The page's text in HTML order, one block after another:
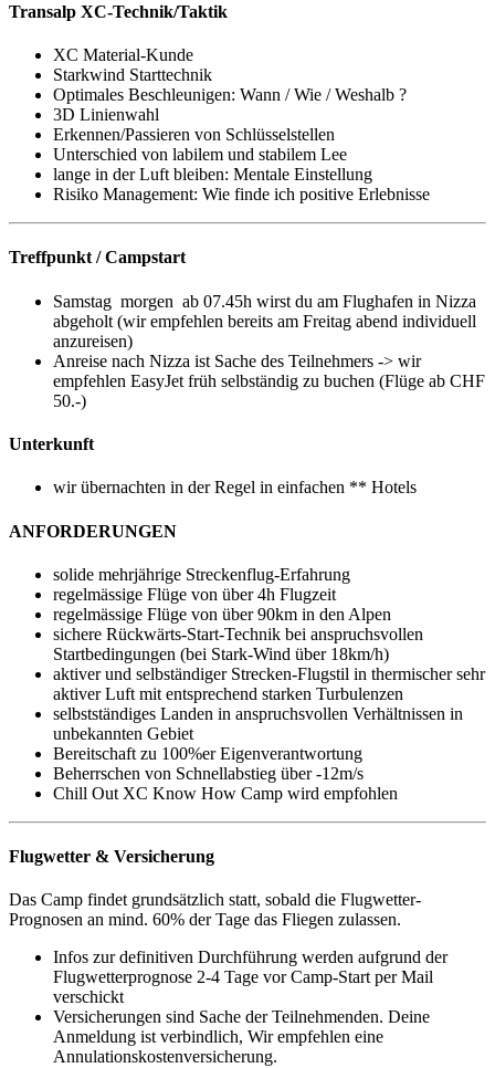
Transalp XC-Technik/Taktik
XC Material-Kunde
Starkwind Starttechnik
Optimales Beschleunigen: Wann / Wie / Weshalb ?
3D Linienwahl
Erkennen/Passieren von Schlüsselstellen
Unterschied von labilem und stabilem Lee
lange in der Luft bleiben: Mentale Einstellung
Risiko Management: Wie finde ich positive Erlebnisse
Treffpunkt / Campstart
Samstag morgen ab 07.45h wirst du am Flughafen in Nizza
abgeholt (wir empfehlen bereits am Freitag abend individuell
anzureisen)
Anreise nach Nizza ist Sache des Teilnehmers -> wir
empfehlen EasyJet früh selbständig zu buchen (Flüge ab CHF
50.-)
Unterkunft
wir übernachten in der Regel in einfachen ** Hotels
ANFORDERUNGEN
solide mehrjährige Streckenflug-Erfahrung
regelmässige Flüge von über 4h Flugzeit
regelmässige Flüge von über 90km in den Alpen
sichere Rückwärts-Start-Technik bei anspruchsvollen
Startbedingungen (bei Stark-Wind über 18km/h)
aktiver und selbständiger Strecken-Flugstil in thermischer sehr
aktiver Luft mit entsprechend starken Turbulenzen
selbstständiges Landen in anspruchsvollen Verhältnissen in
unbekannten Gebiet
Bereitschaft zu 100%er Eigenverantwortung
Beherrschen von Schnellabstieg über -12m/s
Chill Out XC Know How Camp wird empfohlen
Flugwetter & Versicherung
Das Camp findet grundsätzlich statt, sobald die Flugwetter-
Prognosen an mind. 60% der Tage das Fliegen zulassen.
Infos zur definitiven Durchführung werden aufgrund der
Flugwetterprognose 2-4 Tage vor Camp-Start per Mail
verschickt
Versicherungen sind Sache der Teilnehmenden. Deine
Anmeldung ist verbindlich, Wir empfehlen eine
Annulationskostenversicherung.